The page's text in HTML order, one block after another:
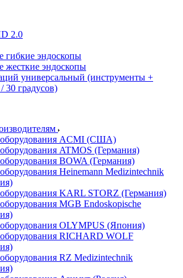
2.0
гибкие эндоскопы
жесткие эндоскопы
универсальный (инструменты +
30 градусов)
ACMI (США)
ATMOS (Германия)
BOWA (Германия)
Heinemann Medizintechnik
KARL STORZ (Германия)
MGB Endoskopische
OLYMPUS (Япония)
RICHARD WOLF
RZ Medizintechnik